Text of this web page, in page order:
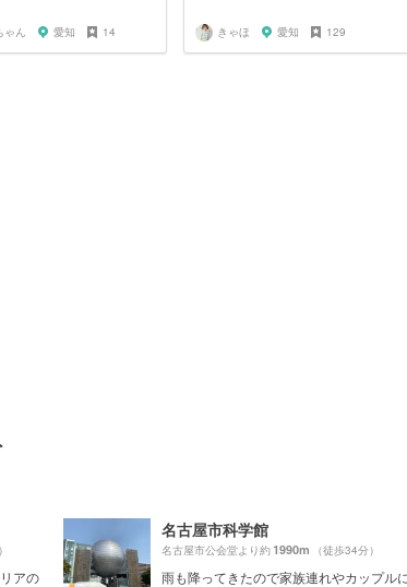
ゃん 愛知 14 きゃほ 愛知 129
アの
名古屋市科学館
名古屋市公会堂より約1990m （徒歩34分）
雨も降ってきたので家族連れやカップル